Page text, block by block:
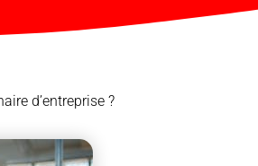
d’entreprise ?